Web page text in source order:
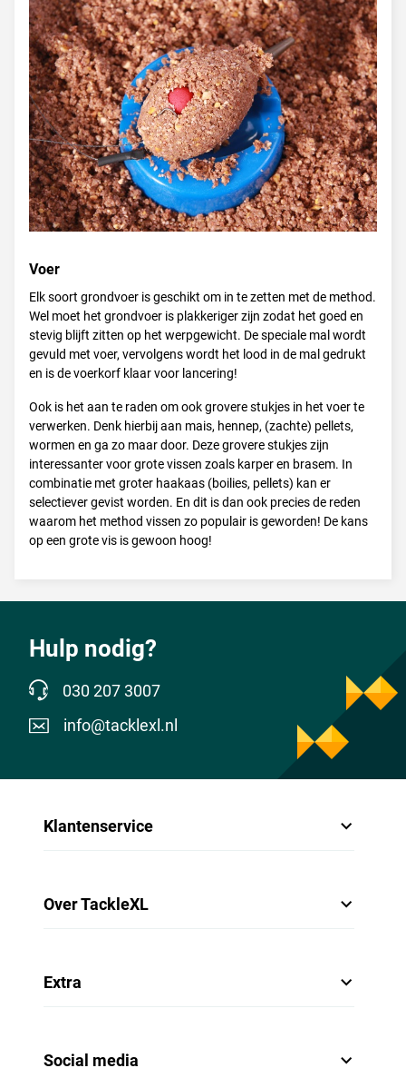
Voer
Elk soort grondvoer is geschikt om in te zetten met de method.
Wel moet het grondvoer is plakkeriger zijn zodat het goed en
stevig blijft zitten op het werpgewicht. De speciale mal wordt
gevuld met voer, vervolgens wordt het lood in de mal gedrukt
en is de voerkorf klaar voor lancering!
Ook is het aan te raden om ook grovere stukjes in het voer te
verwerken. Denk hierbij aan mais, hennep, (zachte) pellets,
wormen en ga zo maar door. Deze grovere stukjes zijn
interessanter voor grote vissen zoals karper en brasem. In
combinatie met groter haakaas (boilies, pellets) kan er
selectiever gevist worden. En dit is dan ook precies de reden
waarom het method vissen zo populair is geworden! De kans
op een grote vis is gewoon hoog!
Hulp nodig?
030 207 3007
info@tacklexl.nl
Klantenservice
Over TackleXL
Extra
Social media